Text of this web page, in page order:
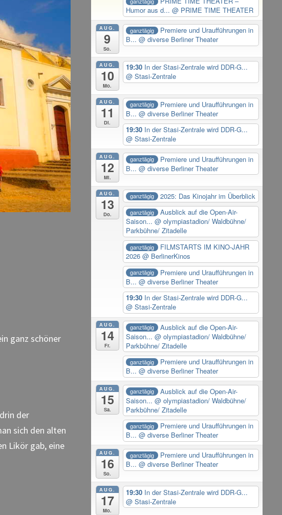
ganz schöner
der
sich den alten
Likör gab, eine
Humor aus d...@ PRIME TIME THEATER
AUG.
9
So.
ganztägig
Premiere und Uraufführungen in
B...@ diverse Berliner Theater
AUG.
10
Mo.
19:30 In der Stasi-Zentrale wird DDR-G...
@ Stasi-Zentrale
AUG.
11
Di.
ganztägig
Premiere und Uraufführungen in
B...@ diverse Berliner Theater
19:30 In der Stasi-Zentrale wird DDR-G...
@ Stasi-Zentrale
AUG.
12
Mi.
ganztägig
Premiere und Uraufführungen in
B...@ diverse Berliner Theater
AUG.
13
Do.
ganztägig 2025: Das Kinojahr im Überblick
ganztägig
Ausblick auf die Open-Air-
Saison...@ olympiastadion/ Waldbühne/
Parkbühne/ Zitadelle
ganztägig
FILMSTARTS IM KINO-JAHR
2026@ BerlinerKinos
ganztägig
Premiere und Uraufführungen in
B...@ diverse Berliner Theater
19:30 In der Stasi-Zentrale wird DDR-G...
@ Stasi-Zentrale
AUG.
14
Fr.
ganztägig
Ausblick auf die Open-Air-
Saison...@ olympiastadion/ Waldbühne/
Parkbühne/ Zitadelle
ganztägig
Premiere und Uraufführungen in
B...@ diverse Berliner Theater
AUG.
15
Sa.
ganztägig
Ausblick auf die Open-Air-
Saison...@ olympiastadion/ Waldbühne/
Parkbühne/ Zitadelle
ganztägig
Premiere und Uraufführungen in
B...@ diverse Berliner Theater
AUG.
16
So.
ganztägig
Premiere und Uraufführungen in
B...@ diverse Berliner Theater
AUG.
17
Mo.
19:30 In der Stasi-Zentrale wird DDR-G...
@ Stasi-Zentrale